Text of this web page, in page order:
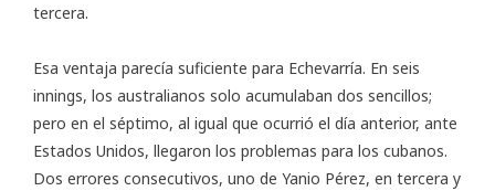
tercera.
Esa ventaja parecía suficiente para Echevarría. En seis
innings, los australianos solo acumulaban dos sencillos;
pero en el séptimo, al igual que ocurrió el día anterior, ante
Estados Unidos, llegaron los problemas para los cubanos.
Dos errores consecutivos, uno de Yanio Pérez, en tercera y